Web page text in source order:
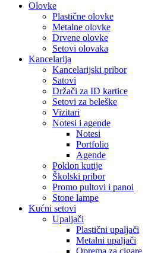
Olovke
Plastične olovke
Metalne olovke
Drvene olovke
Setovi olovaka
Kancelarija
Kancelarijski pribor
Satovi
Držači za ID kartice
Setovi za beleške
Vizitari
Notesi i agende
Notesi
Portfolio
Agende
Poklon kutije
Školski pribor
Promo pultovi i panoi
Stone lampe
Kućni setovi
Upaljači
Plastični upaljači
Metalni upaljači